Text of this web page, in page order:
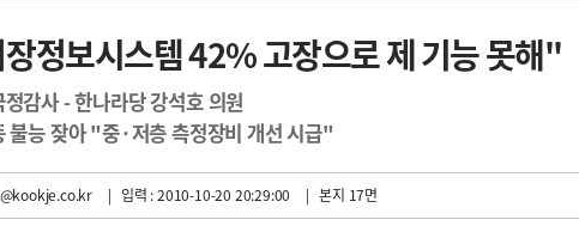
정보시스템 42% 고장으로 제 기능 못해"
감사 - 한나라당 강석호 의원
불능 잦아 "중·저층 측정장비 개선 시급"
| 입력 : 2010-10-20 20:29:00 | 본지 17면